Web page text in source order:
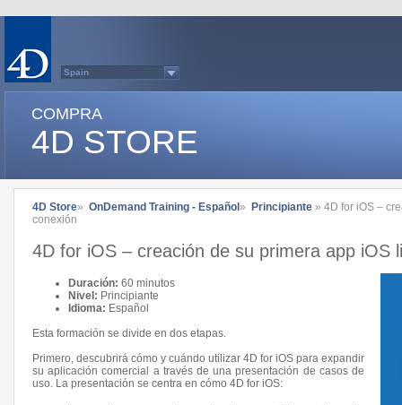
Spain
Belgium (French)
Germany
Italy
Québec
Sweden
Switzerland (German)
Country list...
COMPRA
4D STORE
4D Store» OnDemand Training - Español » Principiante » 4D for iOS –
conexión
4D for iOS – creación de su primera app iOS
Duración: 60 minutos
Nivel: Principiante
Idioma: Español
Esta formación se divide en dos etapas.
Primero, descubrirá cómo y cuándo utilizar 4D for iOS para expandir
su aplicación comercial a través de una presentación de casos de
uso. La presentación se centra en cómo 4D for iOS: